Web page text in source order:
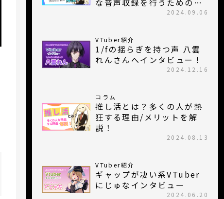
2024.09.06
VTuber紹介
1/fの揺らぎを持つ声 八雲
れんさんへインタビュー！
2024.12.16
コラム
推し活とは？多くの人が熱
狂する理由/メリットを解
説！
2024.08.13
VTuber紹介
ギャップが凄い系VTuber
にじゅなインタビュー
2024.06.20